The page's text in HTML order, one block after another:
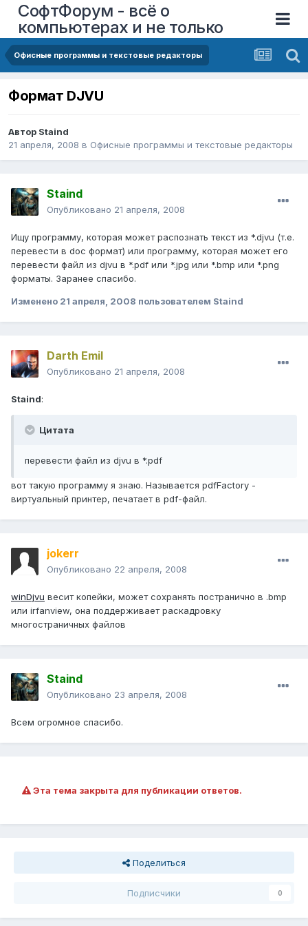
СофтФорум - всё о
компьютерах и не только
Офисные программы и текстовые редакторы
Формат DJVU
Автор Staind
21 апреля, 2008 в Офисные программы и текстовые редакторы
Staind
Опубликовано 21 апреля, 2008
Ищу программу, которая может распознать текст из *.djvu (т.е.
перевести в doc формат) или программу, которая может его
перевести файл из djvu в *.pdf или *.jpg или *.bmp или *.png
форматы. Заранее спасибо.
Изменено 21 апреля, 2008 пользователем Staind
Darth Emil
Опубликовано 21 апреля, 2008
Staind:
Цитата
перевести файл из djvu в *.pdf
вот такую программу я знаю. Называется pdfFactory -
виртуальный принтер, печатает в pdf-файл.
jokerr
Опубликовано 22 апреля, 2008
winDjvu весит копейки, может сохранять постранично в .bmp
или irfanview, она поддерживает раскадровку
многостраничных файлов
Staind
Опубликовано 23 апреля, 2008
Всем огромное спасибо.
Эта тема закрыта для публикации ответов.
Поделиться
Подписчики 0